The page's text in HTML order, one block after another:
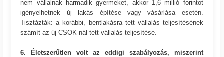
nem vállalnak harmadik gyermeket, akkor 1,6 millió forintot
igényelhetnek új lakás építése vagy vásárlása esetén.
Tisztázták: a korábbi, bentlakásra tett vállalás teljesítésének
számít az új CSOK-nál tett vállalás teljesítése.
6. Életszerűtlen volt az eddigi szabályozás, miszerint